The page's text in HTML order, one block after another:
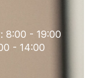
8:00 - 19:00
- 14:00